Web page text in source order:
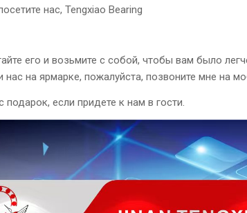
нас, Tengxiao Bearing
его и возьмите с собой, чтобы вам было
нас на ярмарке, пожалуйста, позвоните мне на
подарок, если придете к нам в гости.